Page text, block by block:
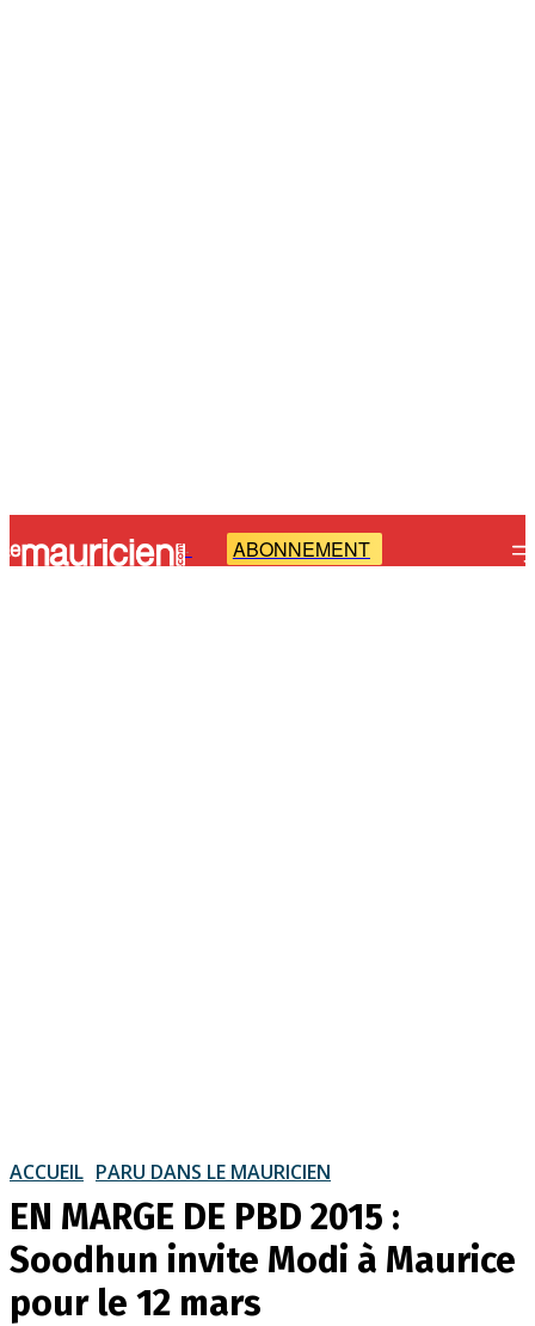
- ABONNEMENT
ACCUEIL PARU DANS LE MAURICIEN
EN MARGE DE PBD 2015 :
Soodhun invite Modi à Maurice
pour le 12 mars